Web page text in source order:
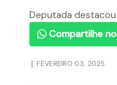
Deputada
Compartilhe
FEVEREIRO 03, 2025